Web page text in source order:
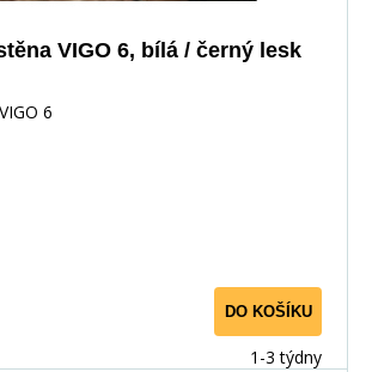
VIGO 6, bílá / černý lesk
6
DO KOŠÍKU
1-3 týdny